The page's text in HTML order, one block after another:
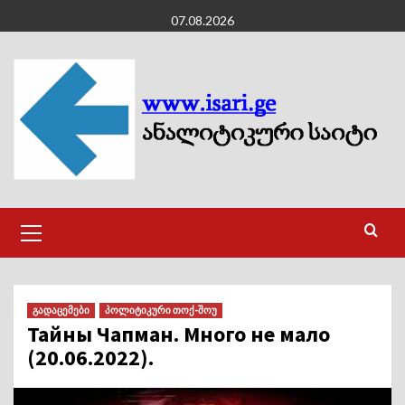
to
content
07.08.2026
Menu
გადაცემები პოლიტიკური თოქ-შოუ
Тайны Чапман. Много не мало
(20.06.2022).